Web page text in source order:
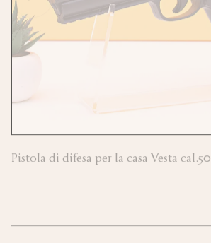
Pistola di difesa per la casa Vesta cal.50